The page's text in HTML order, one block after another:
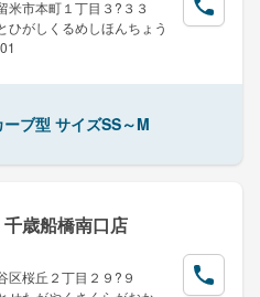
米市本町１丁目３?３３
ひがしくるめしほんちょう
ブ型 サイズSS～M
歳船橋南口店
区桜丘２丁目２９?９